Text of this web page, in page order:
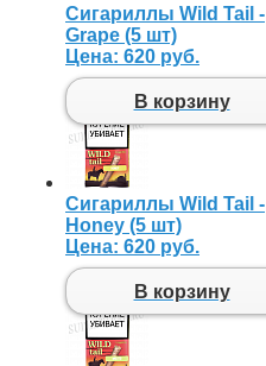
Сигариллы Wild Tail -
Grape (5 шт)
Цена: 620 руб.
В корзину
Сигариллы Wild Tail -
Honey (5 шт)
Цена: 620 руб.
В корзину